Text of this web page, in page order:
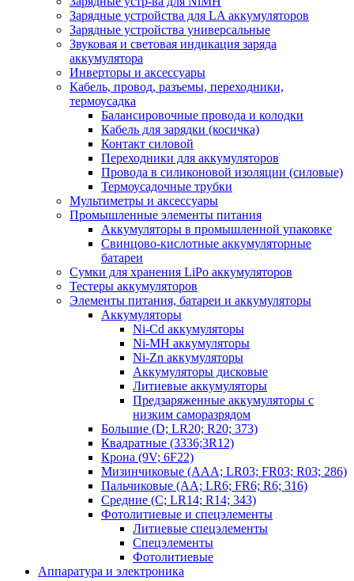
Зарядные устройства для LA аккумуляторов
Зарядные устройства универсальные
Звуковая и световая индикация заряда
аккумулятора
Инверторы и аксессуары
Кабель, провод, разъемы, переходники,
термоусадка
Балансировочные провода и колодки
Кабель для зарядки (косичка)
Контакт силовой
Переходники для аккумуляторов
Провода в силиконовой изоляции (силовые)
Термоусадочные трубки
Мультиметры и аксессуары
Промышленные элементы питания
Аккумуляторы в промышленной упаковке
Свинцово-кислотные аккумуляторные
батареи
Сумки для хранения LiPo аккумуляторов
Тестеры аккумуляторов
Элементы питания, батареи и аккумуляторы
Аккумуляторы
Ni-Cd аккумуляторы
Ni-MH аккумуляторы
Ni-Zn аккумуляторы
Аккумуляторы дисковые
Литиевые аккумуляторы
Предзаряженные аккумуляторы с
низким саморазрядом
Большие (D; LR20; R20; 373)
Квадратные (3336;3R12)
Крона (9V; 6F22)
Мизинчиковые (AAA; LR03; FR03; R03; 286)
Пальчиковые (AA; LR6; FR6; R6; 316)
Средние (C; LR14; R14; 343)
Фотолитиевые и спецэлементы
Литиевые спецэлементы
Спецэлементы
Фотолитиевые
Аппаратура и электроника